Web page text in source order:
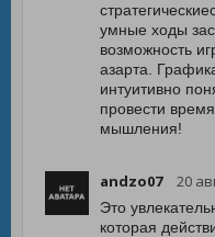
умные ходы
возможность
азарта.
интуитивно
провести
мышления!
andzo07 20
Это
которая